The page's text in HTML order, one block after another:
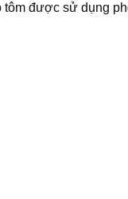
được sử dụng